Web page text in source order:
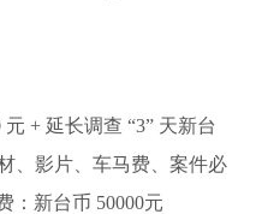
+ 延长调查 “3” 天新台
、影片、车马费、案件必
：新台币 50000元